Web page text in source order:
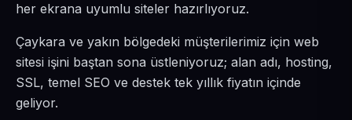
her ekrana uyumlu siteler hazırlıyoruz.
Çaykara ve yakın bölgedeki müşterilerimiz için web
sitesi işini baştan sona üstleniyoruz; alan adı, hosting,
SSL, temel SEO ve destek tek yıllık fiyatın içinde
geliyor.